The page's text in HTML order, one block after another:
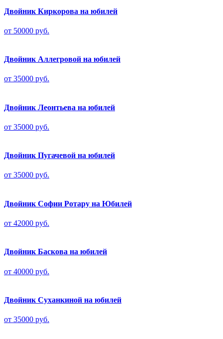
Двойник Киркорова на юбилей
от 50000 руб.
Двойник Аллегровой на юбилей
от 35000 руб.
Двойник Леонтьева на юбилей
от 35000 руб.
Двойник Пугачевой на юбилей
от 35000 руб.
Двойник Софии Ротару на Юбилей
от 42000 руб.
Двойник Баскова на юбилей
от 40000 руб.
Двойник Суханкиной на юбилей
от 35000 руб.